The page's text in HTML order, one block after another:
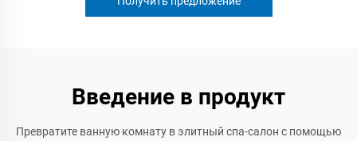
Введение в продукт
Превратите ванную комнату в элитный спа-салон с помощью